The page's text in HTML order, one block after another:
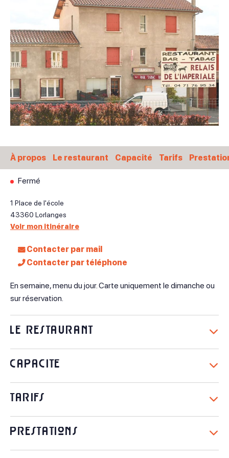
À propos Le restaurant Capacité Tarifs
Fermé
1 Place de l'école
43360 Lorlanges
Voir mon itinéraire
Contacter par mail
Contacter par téléphone
En semaine, menu du jour. Carte uniquement le dimanche ou
sur réservation.
Le restaurant
Spécialités culinaires
Cuisine traditionnelle française
Propose des plats faits maison
Capacité
80 couvert(s) maximum
Tarifs
Prestations